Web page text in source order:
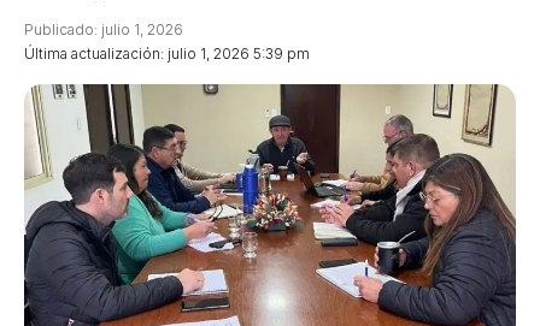
Última actualización: julio 1, 2026 5:39 pm
Publicado: julio 1, 2026